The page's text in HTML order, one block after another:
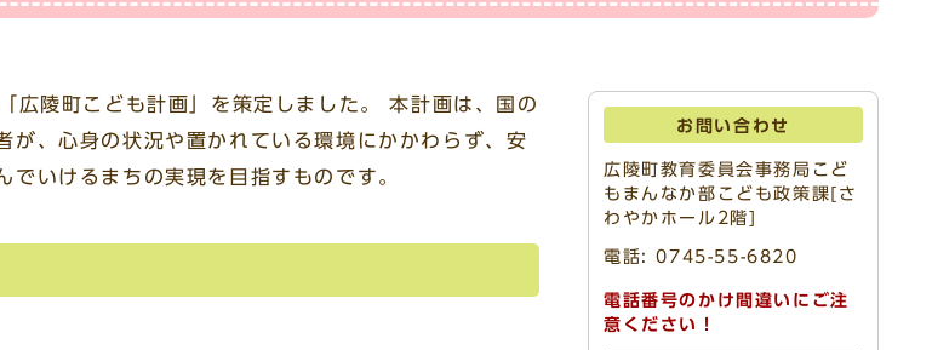
陵町こども計画」を策定しました。 本計画は、国の
が、心身の状況や置かれている環境にかかわらず、安
いけるまちの実現を目指すものです。
お問い合わせ
広陵町教育委員会事務局こど
もまんなか部こども政策課[さ
わやかホール2階]
電話:0745-55-6820
電話番号のかけ間違いにご注
意ください！